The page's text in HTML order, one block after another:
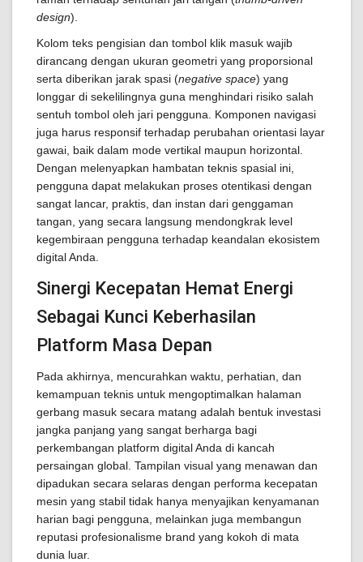
design).
Kolom teks pengisian dan tombol klik masuk wajib
dirancang dengan ukuran geometri yang proporsional
serta diberikan jarak spasi (negative space) yang
longgar di sekelilingnya guna menghindari risiko salah
sentuh tombol oleh jari pengguna. Komponen navigasi
juga harus responsif terhadap perubahan orientasi layar
gawai, baik dalam mode vertikal maupun horizontal.
Dengan melenyapkan hambatan teknis spasial ini,
pengguna dapat melakukan proses otentikasi dengan
sangat lancar, praktis, dan instan dari genggaman
tangan, yang secara langsung mendongkrak level
kegembiraan pengguna terhadap keandalan ekosistem
digital Anda.
Sinergi Kecepatan Hemat Energi
Sebagai Kunci Keberhasilan
Platform Masa Depan
Pada akhirnya, mencurahkan waktu, perhatian, dan
kemampuan teknis untuk mengoptimalkan halaman
gerbang masuk secara matang adalah bentuk investasi
jangka panjang yang sangat berharga bagi
perkembangan platform digital Anda di kancah
persaingan global. Tampilan visual yang menawan dan
dipadukan secara selaras dengan performa kecepatan
mesin yang stabil tidak hanya menyajikan kenyamanan
harian bagi pengguna, melainkan juga membangun
reputasi profesionalisme brand yang kokoh di mata
dunia luar.